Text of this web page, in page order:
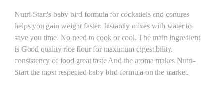
Nutri-Start's baby bird formula for cockatiels and conures
helps you gain weight faster. Instantly mixes with water to
save you time. No need to cook or cool. The main ingredient
is Good quality rice flour for maximum digestibility.
consistency of food great taste And the aroma makes Nutri-
Start the most respected baby bird formula on the market.